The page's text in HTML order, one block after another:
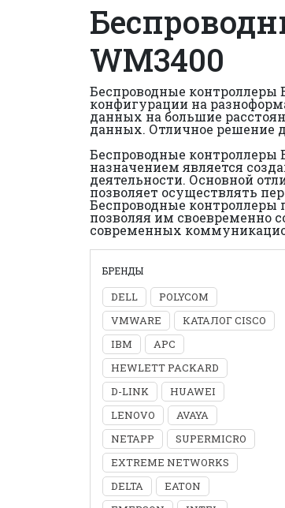
WM3400
Беспроводные контроллеры
конфигурации на
данных на большие
данных. Отличное решение
Беспроводные контроллеры
назначением является
деятельности. Основной
позволяет осуществлять
Беспроводные контроллеры
позволяя им своевременно
современных
БРЕНДЫ
DELL
POLYCOM
VMWARE
КАТАЛОГ CISCO
IBM
APC
HEWLETT PACKARD
D-LINK
HUAWEI
LENOVO
AVAYA
NETAPP
SUPERMICRO
EXTREME NETWORKS
DELTA
EATON